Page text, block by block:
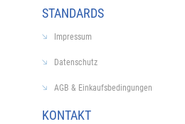
KONTAKT
STANDARDS
Impressum
Datenschutz
AGB & Einkaufsbedingungen